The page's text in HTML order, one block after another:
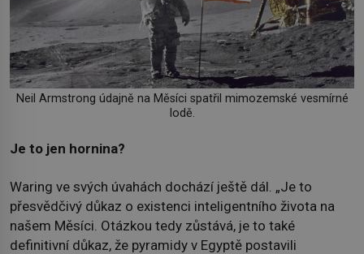
Neil Armstrong údajně na Měsíci spatřil mimozemské vesmírné
lodě.
Je to jen hornina?
Waring ve svých úvahách dochází ještě dál. „Je to
přesvědčivý důkaz o existenci inteligentního života na
našem Měsíci. Otázkou tedy zůstává, je to také
definitivní důkaz, že pyramidy v Egyptě postavili